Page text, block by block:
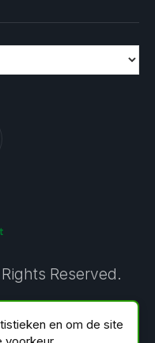
Reserved.
en om de site